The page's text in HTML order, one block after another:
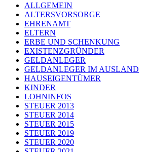
ALLGEMEIN
ALTERSVORSORGE
EHRENAMT
ELTERN
ERBE UND SCHENKUNG
EXISTENZGRÜNDER
GELDANLEGER
GELDANLEGER IM AUSLAND
HAUSEIGENTÜMER
KINDER
LOHNINFOS
STEUER 2013
STEUER 2014
STEUER 2015
STEUER 2019
STEUER 2020